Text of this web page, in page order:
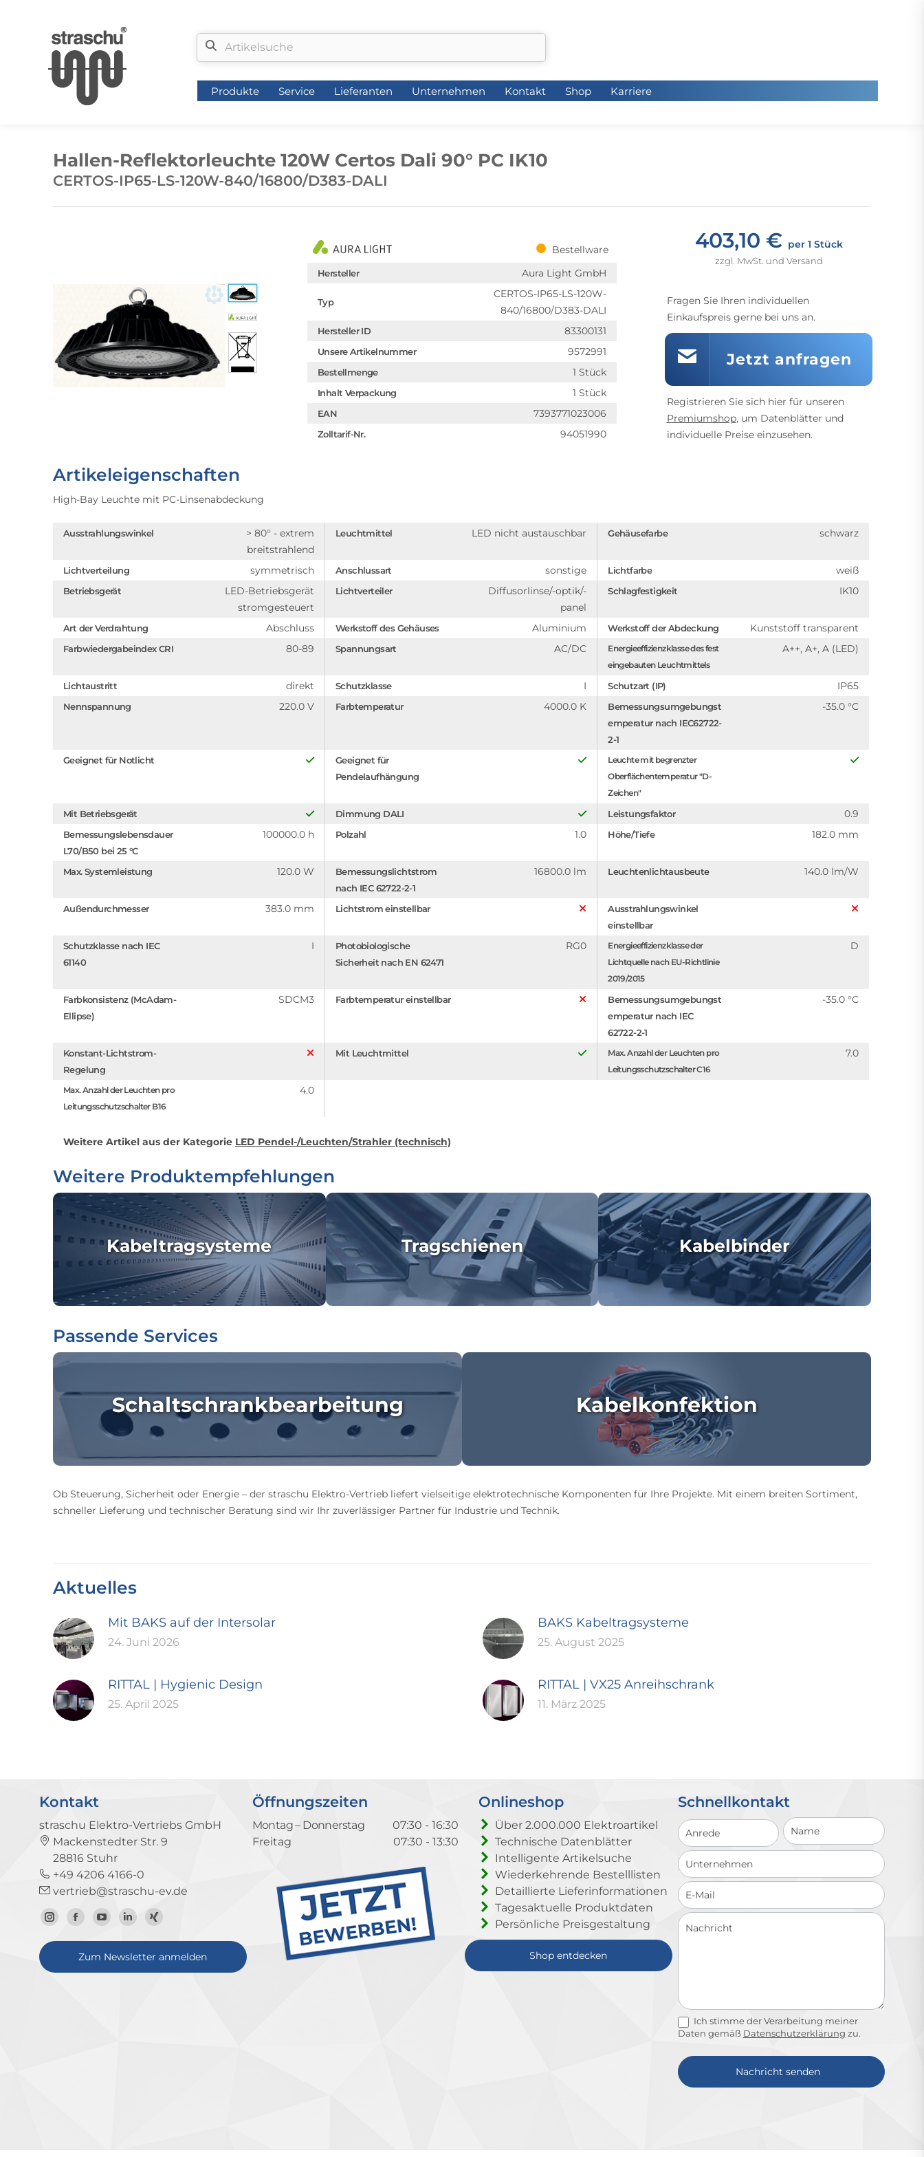
Produkte Service Lieferanten Unternehmen Kontakt Shop Karriere
Hallen-Reflektorleuchte 120W Certos Dali 90° PC IK10
CERTOS-IP65-LS-120W-840/16800/D383-DALI
Bestellware
Hersteller Aura Light GmbH
Typ
CERTOS-IP65-LS-120W-
840/16800/D383-DALI
Hersteller ID 83300131
Unsere Artikelnummer 9572991
Bestellmenge 1 Stück
Inhalt Verpackung 1 Stück
EAN 7393771023006
Zolltarif-Nr. 94051990
403,10 € per 1 Stück
zzgl. MwSt. und Versand
Fragen Sie Ihren individuellen
Einkaufspreis gerne bei uns an.
Jetzt anfragen
Registrieren Sie sich hier für unseren
Premiumshop, um Datenblätter und
individuelle Preise einzusehen.
Artikeleigenschaften
High-Bay Leuchte mit PC-Linsenabdeckung
Ausstrahlungswinkel
> 80° - extrem
breitstrahlend
Leuchtmittel LED nicht austauschbar Gehäusefarbe schwarz
Lichtverteilung symmetrisch Anschlussart sonstige Lichtfarbe weiß
Betriebsgerät
LED-Betriebsgerät
stromgesteuert
Lichtverteiler
Diffusorlinse/-optik/-
panel
Schlagfestigkeit IK10
Art der Verdrahtung Abschluss Werkstoff des Gehäuses Aluminium Werkstoff der Abdeckung Kunststoff transparent
Farbwiedergabeindex CRI 80-89 Spannungsart AC/DC
Energieeffizienzklasse des fest
eingebauten Leuchtmittels
A++, A+, A (LED)
Lichtaustritt direkt Schutzklasse I Schutzart (IP) IP65
Nennspannung 220.0 V Farbtemperatur 4000.0 K
Bemessungsumgebungst
emperatur nach IEC62722-
2-1
-35.0 °C
Geeignet für Notlicht
Geeignet für
Pendelaufhängung
Leuchte mit begrenzter
Oberflächentemperatur "D-
Zeichen"
Mit Betriebsgerät Dimmung DALI Leistungsfaktor 0.9
Bemessungslebensdauer
L70/B50 bei 25 °C
100000.0 h Polzahl 1.0 Höhe/Tiefe 182.0 mm
Max. Systemleistung 120.0 W
Bemessungslichtstrom
nach IEC 62722-2-1
16800.0 lm Leuchtenlichtausbeute 140.0 lm/W
Außendurchmesser 383.0 mm Lichtstrom einstellbar
Ausstrahlungswinkel
einstellbar
Schutzklasse nach IEC
61140
I
Photobiologische
Sicherheit nach EN 62471
RG0
Energieeffizienzklasse der
Lichtquelle nach EU-Richtlinie
2019/2015
D
Farbkonsistenz (McAdam-
Ellipse)
SDCM3 Farbtemperatur einstellbar
Bemessungsumgebungst
emperatur nach IEC
62722-2-1
-35.0 °C
Konstant-Lichtstrom-
Regelung
Mit Leuchtmittel
Max. Anzahl der Leuchten pro
Leitungsschutzschalter C16
7.0
Max. Anzahl der Leuchten pro
Leitungsschutzschalter B16
4.0
Weitere Artikel aus der Kategorie LED Pendel-/Leuchten/Strahler (technisch)
Weitere Produktempfehlungen
Kabeltragsysteme Tragschienen Kabelbinder
Passende Services
Schaltschrankbearbeitung Kabelkonfektion
Ob Steuerung, Sicherheit oder Energie – der straschu Elektro-Vertrieb liefert vielseitige elektrotechnische Komponenten für Ihre Projekte. Mit einem breiten Sortiment,
schneller Lieferung und technischer Beratung sind wir Ihr zuverlässiger Partner für Industrie und Technik.
Aktuelles
Mit BAKS auf der Intersolar
24. Juni 2026
BAKS Kabeltragsysteme
25. August 2025
RITTAL | Hygienic Design
25. April 2025
RITTAL | VX25 Anreihschrank
11. März 2025
Kontakt
straschu Elektro-Vertriebs GmbH
Mackenstedter Str. 9
28816 Stuhr
+49 4206 4166-0
vertrieb@straschu-ev.de
Zum
Instagram-
Zur
Facebook-
Seite
Zum
YouTube-
Kanal
Zum
LinkedIn-
Profil
Zum
Xing-
Profil
Zum Newsletter anmelden
Öffnungszeiten
Montag – Donnerstag
07:30 - 16:30
Freitag
07:30 - 13:30
Onlineshop
Über 2.000.000 Elektroartikel
Technische Datenblätter
Intelligente Artikelsuche
Wiederkehrende Bestelllisten
Detaillierte Lieferinformationen
Tagesaktuelle Produktdaten
Persönliche Preisgestaltung
Shop entdecken
Schnellkontakt
Schnellkontakt
Ich stimme der Verarbeitung meiner
Daten gemäß Datenschutzerklärung zu.
Nachricht senden
Produkte Service Lieferanten Unternehmen Kontakt